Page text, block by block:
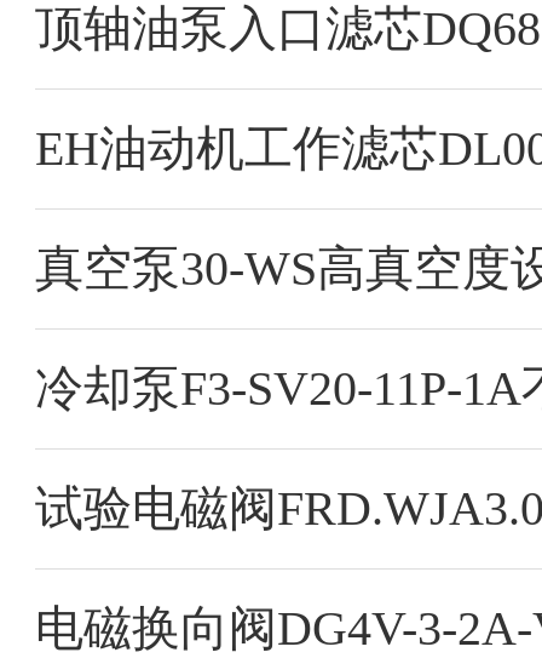
顶轴油泵入口滤芯
真空泵30-WS高真空度
冷却泵F3-SV20-11P-
试验电磁阀
电磁换向阀DG4V-3-